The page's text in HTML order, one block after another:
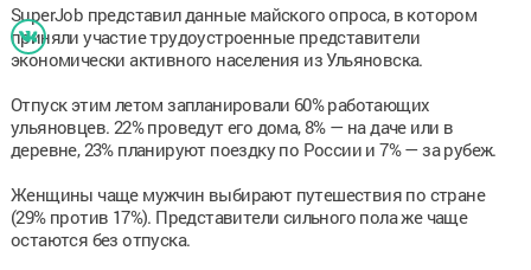
SuperJob представил данные майского опроса, в котором
приняли участие трудоустроенные представители
экономически активного населения из Ульяновска.
Отпуск этим летом запланировали 60% работающих
ульяновцев. 22% проведут его дома, 8% — на даче или в
деревне, 23% планируют поездку по России и 7% — за рубеж.
Женщины чаще мужчин выбирают путешествия по стране
(29% против 17%). Представители сильного пола же чаще
остаются без отпуска.